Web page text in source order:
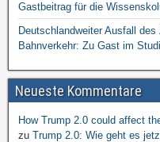
Gastbeitrag für die
Deutschlandweiter Ausfall
Bahnverkehr: Zu Gast im
Neueste Kommentare
How Trump 2.0 could affect
zu Trump 2.0: Wie geht es